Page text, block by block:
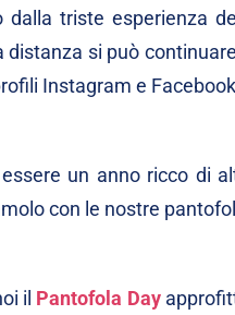
triste esperienza
distanza si può
Instagram e Facebook
un anno ricco di
con le nostre
il Pantofola Day